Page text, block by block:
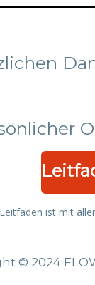
ist mit
© 2024